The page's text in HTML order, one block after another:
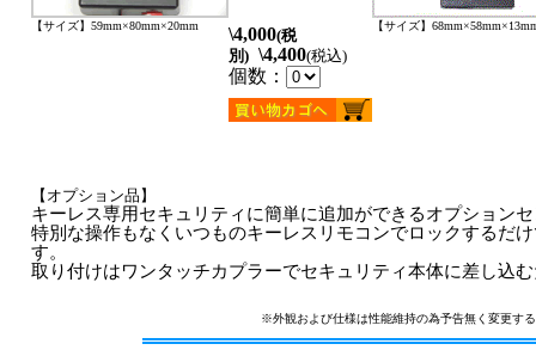
【サイズ】59mm×80mm×20mm \4,000(税
別) \4,400(税込)
個数：
【サイズ】
【オプション品】
キーレス専用セキュリティに簡単に追加ができるオプション
特別な操作もなくいつものキーレスリモコンでロックするだ
す。
取り付けはワンタッチカプラーでセキュリティ本体に差し込
※外観および仕様は性能維持の為予告無く変更す